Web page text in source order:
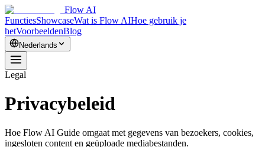
Flow AI
FunctiesShowcaseWat is Flow AIHoe gebruik je
hetVoorbeeldenBlog
Nederlands
Legal
Privacybeleid
Hoe Flow AI Guide omgaat met gegevens van bezoekers, cookies,
ingesloten content en geüploade mediabestanden.